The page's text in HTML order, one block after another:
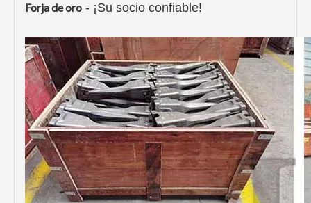
Forja de oro - ¡Su socio confiable!